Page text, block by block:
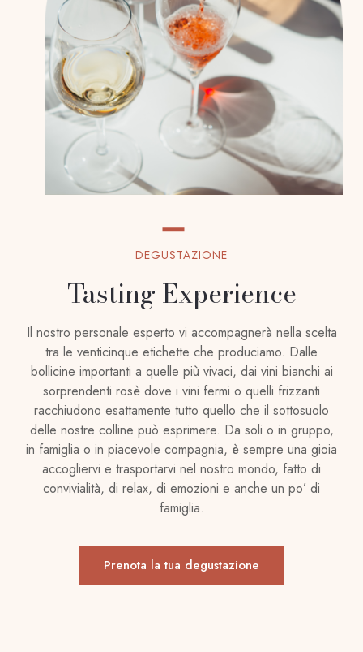
DEGUSTAZIONE
Tasting Experience
Il nostro personale esperto vi accompagnerà nella scelta
tra le venticinque etichette che produciamo. Dalle
bollicine importanti a quelle più vivaci, dai vini bianchi ai
sorprendenti rosè dove i vini fermi o quelli frizzanti
racchiudono esattamente tutto quello che il sottosuolo
delle nostre colline può esprimere. Da soli o in gruppo,
in famiglia o in piacevole compagnia, è sempre una gioia
accogliervi e trasportarvi nel nostro mondo, fatto di
convivialità, di relax, di emozioni e anche un po’ di
famiglia.
Prenota la tua degustazione